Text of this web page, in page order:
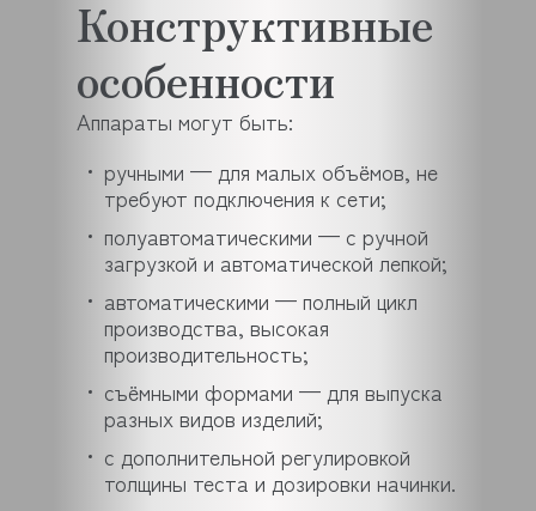
Конструктивные
особенности
Аппараты могут быть:
ручными — для малых объёмов, не
требуют подключения к сети;
полуавтоматическими — с ручной
загрузкой и автоматической лепкой;
автоматическими — полный цикл
производства, высокая
производительность;
съёмными формами — для выпуска
разных видов изделий;
с дополнительной регулировкой
толщины теста и дозировки начинки.